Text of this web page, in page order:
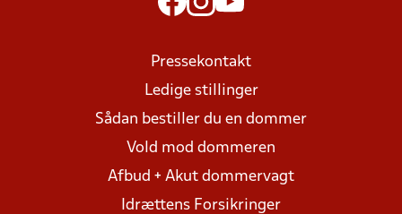
Pressekontakt
Ledige stillinger
Sådan bestiller du en dommer
Vold mod dommeren
Afbud + Akut dommervagt
Idrættens Forsikringer